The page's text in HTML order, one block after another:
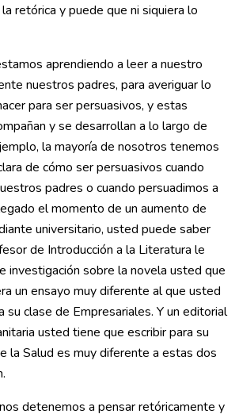
retórica y puede que ni siquiera lo
aprendiendo a leer a nuestro
nuestros padres, para averiguar lo
para ser persuasivos, y estas
y se desarrollan a lo largo de
la mayoría de nosotros tenemos
de cómo ser persuasivos cuando
padres o cuando persuadimos a
el momento de un aumento de
universitario, usted puede saber
de Introducción a la Literatura le
investigación sobre la novela usted que
un ensayo muy diferente al que usted
su clase de Empresariales. Y un editorial
usted tiene que escribir para su
la Salud es muy diferente a estas dos
detenemos a pensar retóricamente y